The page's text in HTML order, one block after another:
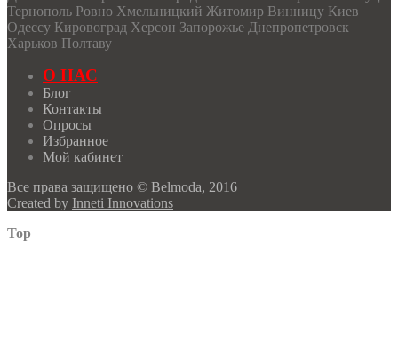
Тернополь Ровно Хмельницкий Житомир Винницу Киев
Одессу Кировоград Херсон Запорожье Днепропетровск
Харьков Полтаву
О НАС
Блог
Контакты
Опросы
Избранное
Мой кабинет
Все права защищено © Belmoda, 2016
Created by Inneti Innovations
Top